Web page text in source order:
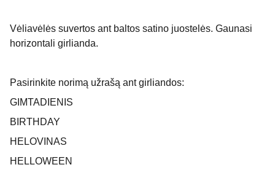
Vėliavėlės suvertos ant baltos satino juostelės. Gaunasi
horizontali girlianda.
Pasirinkite norimą užrašą ant girliandos:
GIMTADIENIS
BIRTHDAY
HELOVINAS
HELLOWEEN